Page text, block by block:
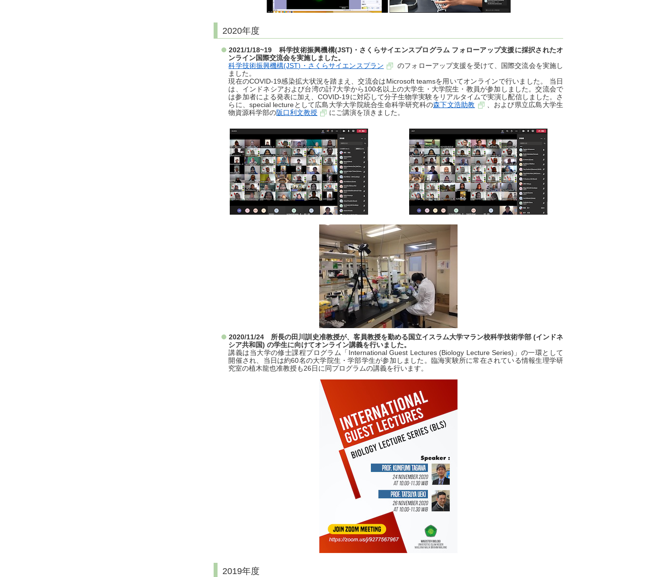
2020年度
2021/1/18~19 科学技術振興機構(JST)・さくらサイエンスプログラム フォローアップ支援に採択されたオ
ンライン国際交流会を実施しました。
科学技術振興機構(JST)・さくらサイエンスプラン
のフォローアップ支援を受けて、国際交流会を実施し
ました。
現在のCOVID-19感染拡大状況を踏まえ、交流会はMicrosoft teamsを用いてオンラインで行いました。 当日
は、インドネシアおよび台湾の計7大学から100名以上の大学生・大学院生・教員が参加しました。交流会で
は参加者による発表に加え、COVID-19に対応して分子生物学実験をリアルタイムで実演し配信しました。さ
らに、special lectureとして広島大学大学院統合生命科学研究科の森下文浩助教
、および県立広島大学生
物資源科学部の阪口利文教授 にご講演を頂きました。
2020/11/24 所長の田川訓史准教授が、客員教授を勤める国立イスラム大学マラン校科学技術学部 (インドネ
シア共和国) の学生に向けてオンライン講義を行いました。
講義は当大学の修士課程プログラム「International Guest Lectures (Biology Lecture Series)」の一環として
開催され、当日は約60名の大学院生・学部学生が参加しました。臨海実験所に常在されている情報生理学研
究室の植木龍也准教授も26日に同プログラムの講義を行います。
2019年度